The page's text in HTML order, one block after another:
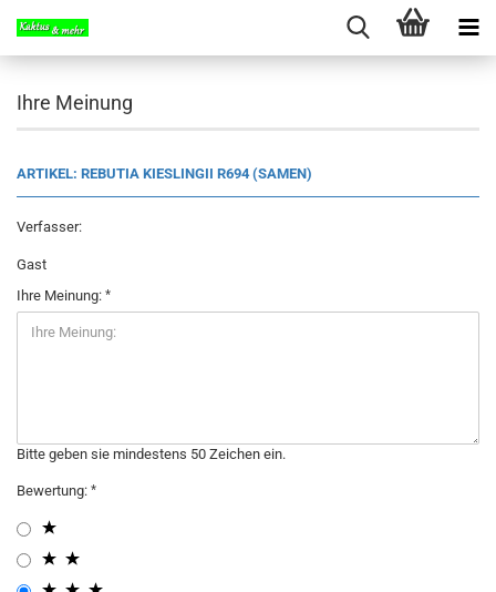
Ihre Meinung
ARTIKEL: REBUTIA KIESLINGII R694 (SAMEN)
Verfasser:
Gast
Ihre Meinung:
Bitte geben sie mindestens 50 Zeichen ein.
Bewertung: